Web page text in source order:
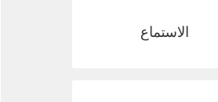
الاستماع